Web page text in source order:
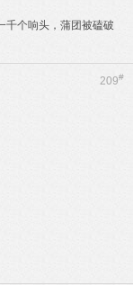
千个响头，蒲团被磕破
209#